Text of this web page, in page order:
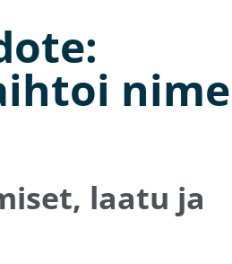
laatu ja